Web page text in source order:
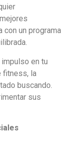
con un programa
en tu
fitness, la
buscando.
sus